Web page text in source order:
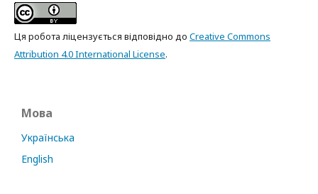
Ця робота ліцензується відповідно до Creative Commons
Attribution 4.0 International License.
Мова
Українська
English